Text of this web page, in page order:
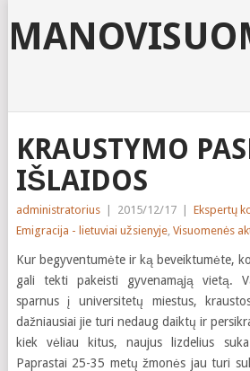
KRAUSTYMO
IŠLAIDOS
administratorius 2015/12/17 Ekspertų
Emigracija - lietuviai užsienyje, Visuomenės
Kur begyventumėte ir ką beveiktumėte,
gali tekti pakeisti gyvenamąją vietą.
sparnus į universitetų miestus,
dažniausiai jie turi nedaug daiktų ir
kiek vėliau kitus, naujus lizdelius
Paprastai 25-35 metų žmonės jau turi